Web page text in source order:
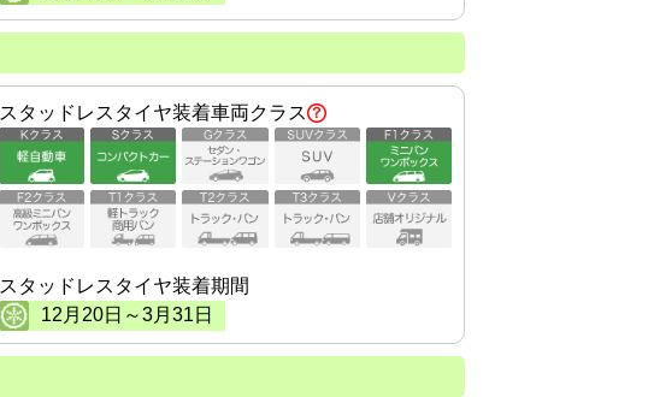
スタッドレスタイヤ装着車両クラス
スタッドレスタイヤ装着期間
12 月 20日～3月 31 日